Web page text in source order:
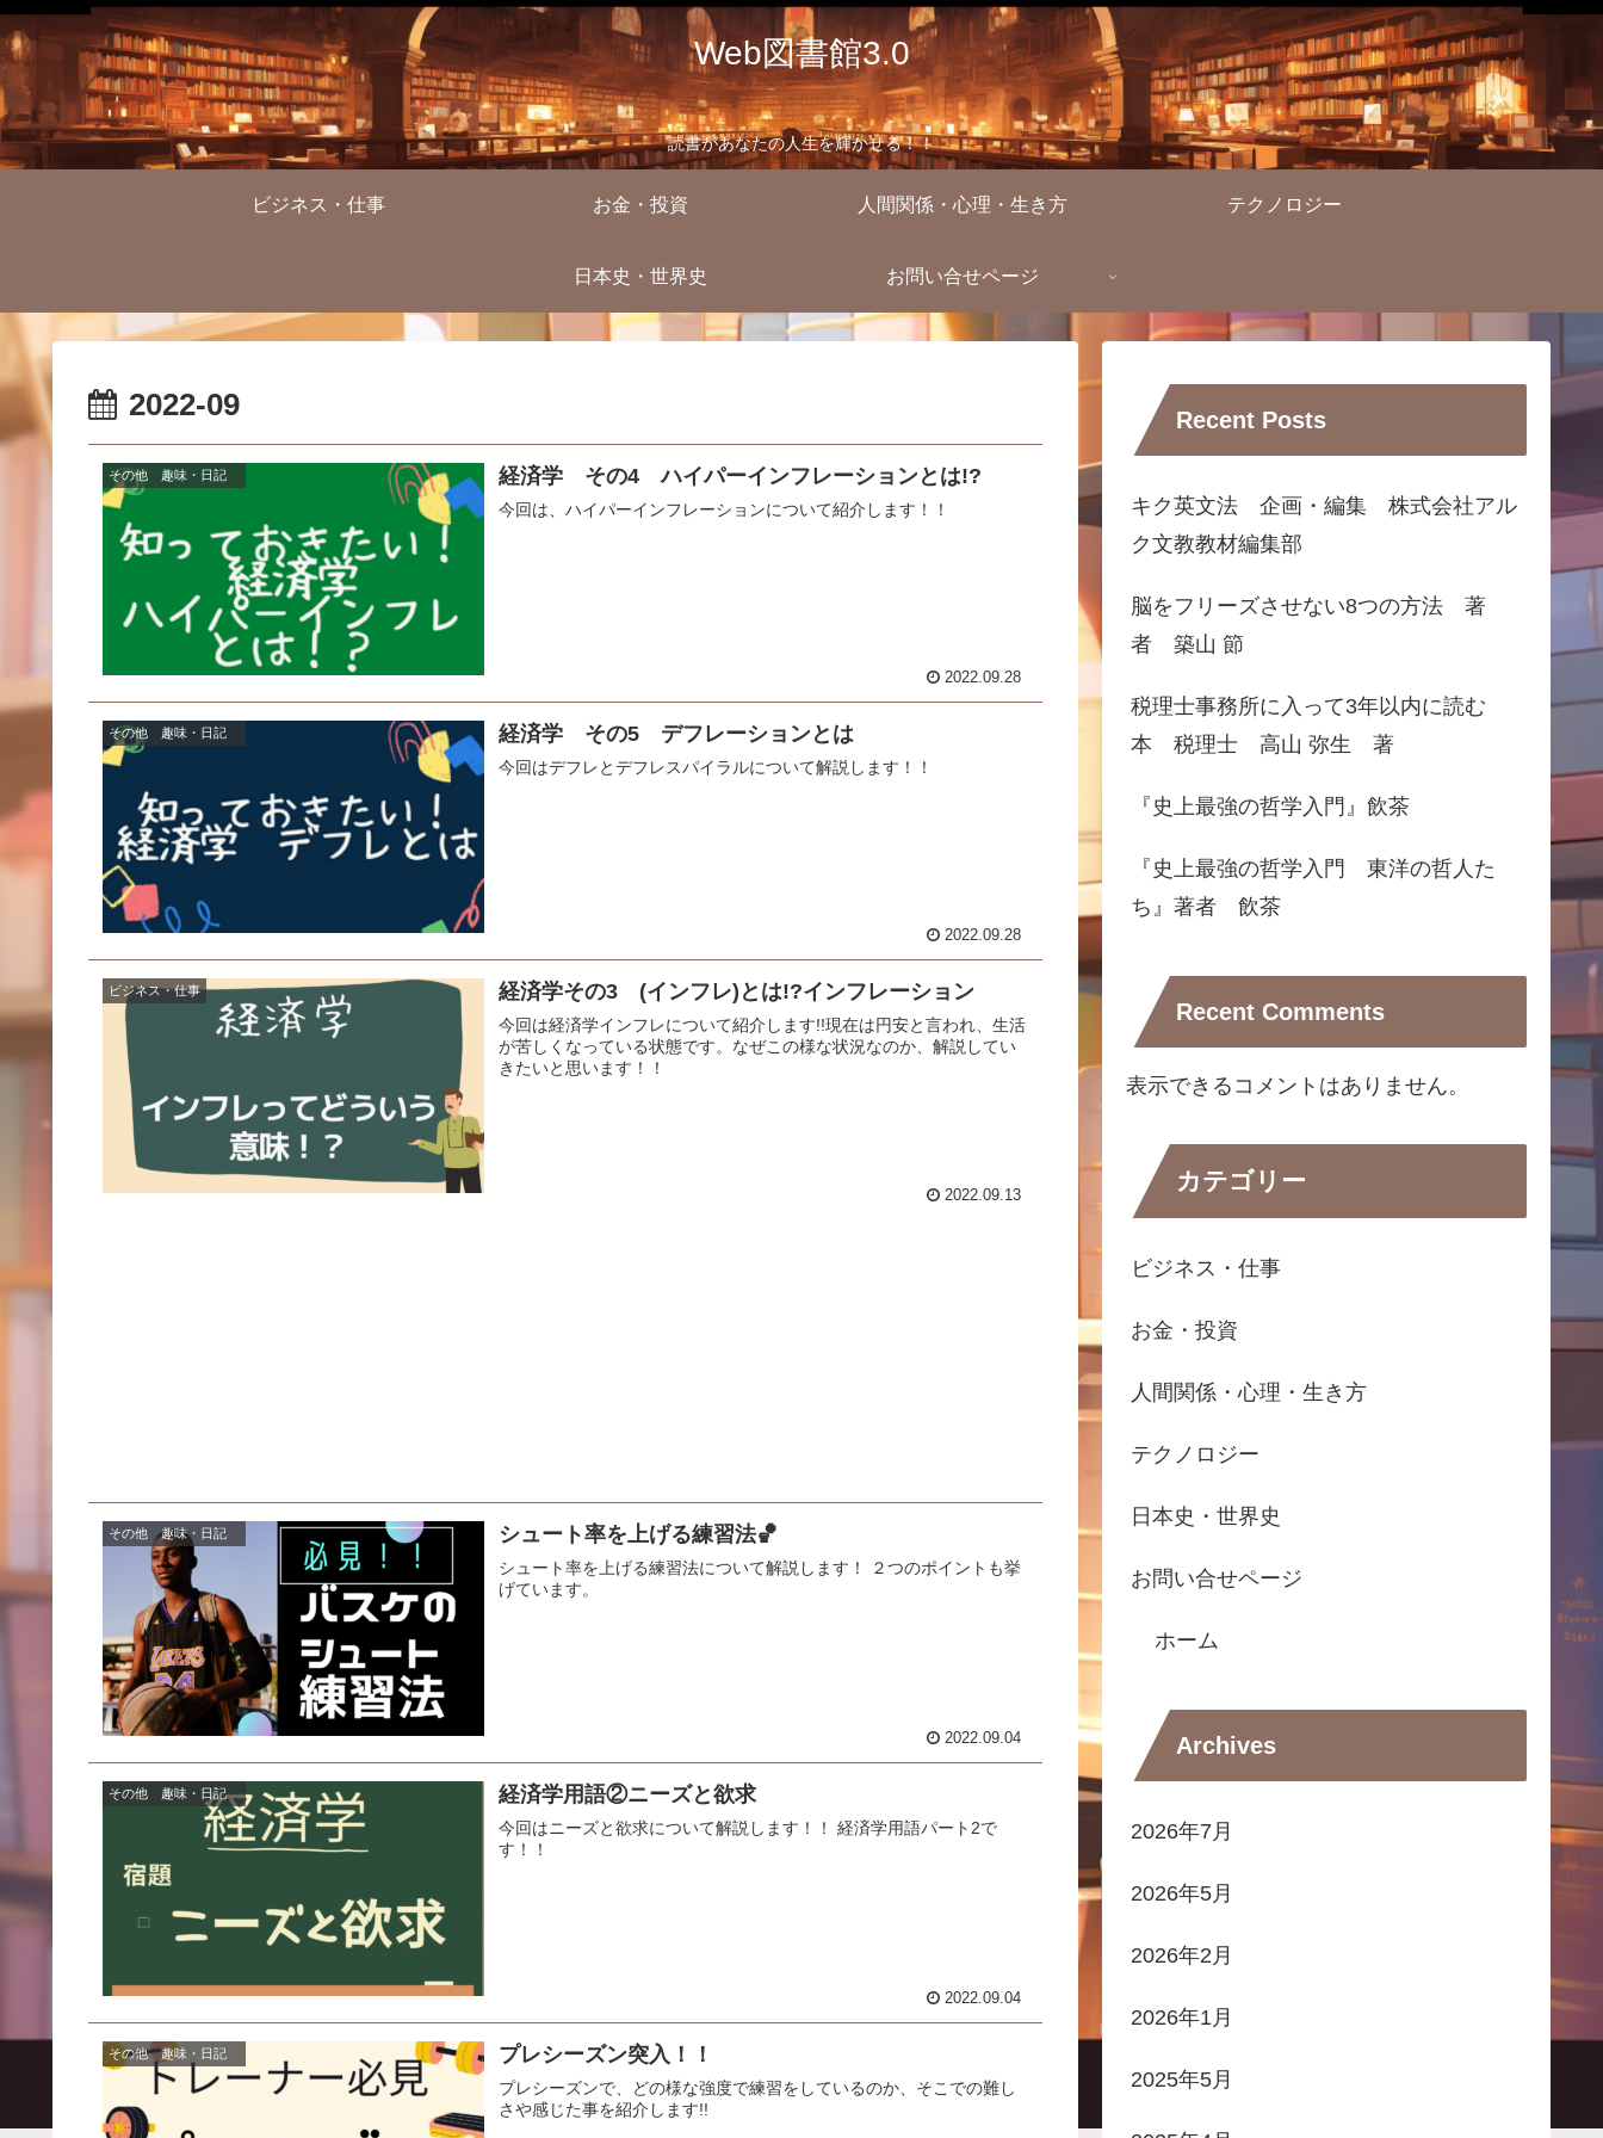
Web図書館3.0
読書があなたの人生を輝かせる！！
ビジネス・仕事 お金・投資 人間関係・心理・生き方 テクノロジー
日本史・世界史 お問い合せページ
2022-09
その他 趣味・日記 経済学 その4 ハイパーインフレーションとは!?
今回は、ハイパーインフレーションについて紹介します！！
2022.09.28
その他 趣味・日記 経済学 その5 デフレーションとは
今回はデフレとデフレスパイラルについて解説します！！
2022.09.28
ビジネス・仕事 経済学その3 (インフレ)とは!?インフレーション
今回は経済学インフレについて紹介します!!現在は円安と言われ、生活
が苦しくなっている状態です。なぜこの様な状況なのか、解説してい
きたいと思います！！
2022.09.13
その他 趣味・日記 シュート率を上げる練習法🏀
シュート率を上げる練習法について解説します！ ２つのポイントも挙
げています。
2022.09.04
その他 趣味・日記 経済学用語②ニーズと欲求
今回はニーズと欲求について解説します！！ 経済学用語パート2で
す！！
2022.09.04
その他 趣味・日記 プレシーズン突入！！
プレシーズンで、どの様な強度で練習をしているのか、そこでの難し
さや感じた事を紹介します!!
Recent Posts
キク英文法 企画・編集 株式会社アル
ク文教教材編集部
脳をフリーズさせない8つの方法 著
者 築山 節
税理士事務所に入って3年以内に読む
本 税理士 高山 弥生 著
『史上最強の哲学入門』飲茶
『史上最強の哲学入門 東洋の哲人た
ち』著者 飲茶
Recent Comments
表示できるコメントはありません。
カテゴリー
ビジネス・仕事
お金・投資
人間関係・心理・生き方
テクノロジー
日本史・世界史
お問い合せページ
ホーム
Archives
2026年7月
2026年5月
2026年2月
2026年1月
2025年5月